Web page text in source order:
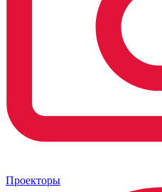
Проекторы